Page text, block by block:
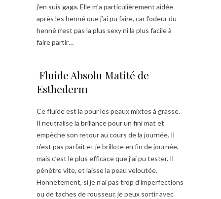
j’en suis gaga. Elle m’a particulièrement aidée
après les henné que j’ai pu faire, car l’odeur du
henné n’est pas la plus sexy ni la plus facile à
faire partir…
Fluide Absolu Matité de
Esthederm
Ce fluide est la pour les peaux mixtes à grasse.
Il neutralise la brillance pour un fini mat et
empèche son retour au cours de la journée. Il
n’est pas parfait et je brillote en fin de journée,
mais c’est le plus efficace que j’ai pu tester. Il
pénètre vite, et laisse la peau veloutée.
Honnetement, si je n’ai pas trop d’imperfections
ou de taches de rousseur, je peux sortir avec